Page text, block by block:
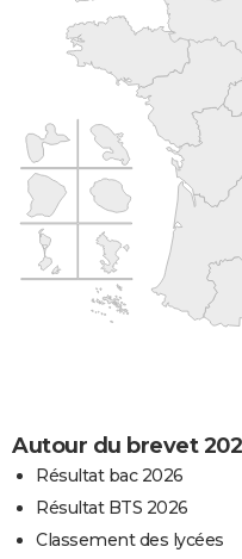
Autour du brevet
Résultat bac 2026
Résultat BTS 2026
Classement des lycées